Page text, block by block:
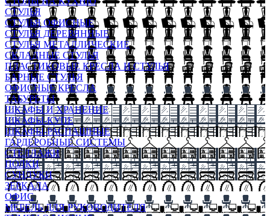
СТУЛЬЯ
СТУЛЬЯ ОФИСНЫЕ
СТУЛЬЯ ДЕРЕВЯННЫЕ
СТУЛЬЯ МЕТАЛЛИЧЕСКИЕ
СКЛАДНЫЕ СТУЛЬЯ
ПЛАСТИКОВЫЕ КРЕСЛА И СТУЛЬЯ
БАРНЫЕ СТУЛЬЯ
ОФИСНЫЕ КРЕСЛА
ТАБУРЕТЫ
ШКАФЫ И ХРАНЕНИЕ
ШКАФЫ-КУПЕ
ШКАФЫ-РАСПАШНЫЕ
ГАРДЕРОБНЫЕ СИСТЕМЫ
СТЕЛЛАЖИ
ПОЛКИ
СУНДУКИ
ЗЕРКАЛА
ОФИС
МЕБЕЛЬ ДЛЯ РУКОВОДИТЕЛЯ